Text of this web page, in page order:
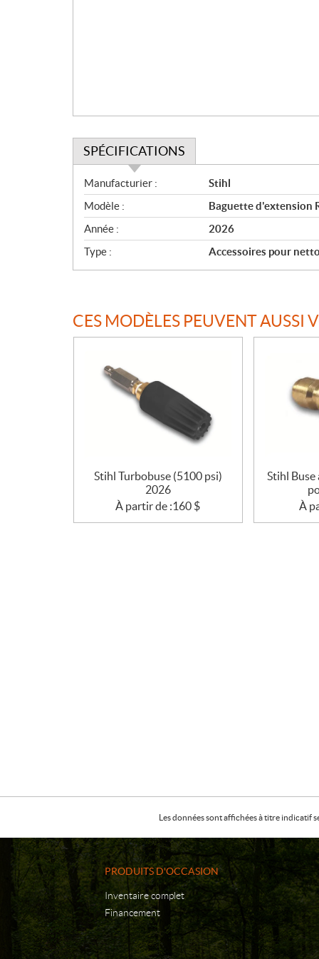
SPÉCIFICATIONS
S
p
é
c
i
f
i
t
i
Manufacturier :
Stihl
Modèle :
Baguette d'extension
Année :
2026
Type :
Accessoires pour
CES MODÈLES PEUVENT AUSSI
Stihl Turbobuse (5100 psi)
2026
À partir de :160 $
Stihl Buse
À
Les données sont affichées à titre indicatif
PRODUITS D'OCCASION
Inventaire complet
Financement